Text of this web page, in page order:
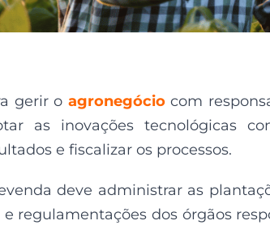
gerir o agronegócio com
as inovações tecnológicas
e fiscalizar os processos.
deve administrar as
e regulamentações dos órgãos